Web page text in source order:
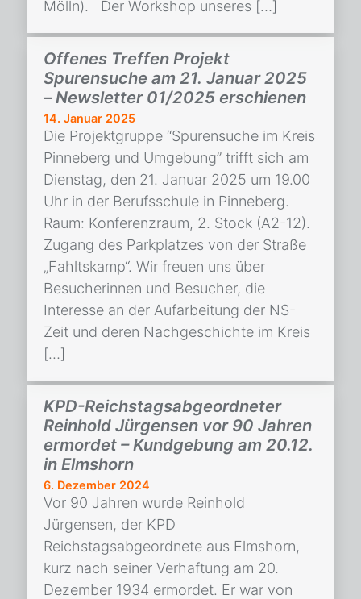
Mölln). Der Workshop unseres […]
Offenes Treffen Projekt
Spurensuche am 21. Januar 2025
– Newsletter 01/2025 erschienen
14. Januar 2025
Die Projektgruppe “Spurensuche im Kreis
Pinneberg und Umgebung” trifft sich am
Dienstag, den 21. Januar 2025 um 19.00
Uhr in der Berufsschule in Pinneberg.
Raum: Konferenzraum, 2. Stock (A2-12).
Zugang des Parkplatzes von der Straße
„Fahltskamp“. Wir freuen uns über
Besucherinnen und Besucher, die
Interesse an der Aufarbeitung der NS-
Zeit und deren Nachgeschichte im Kreis
[…]
KPD-Reichstagsabgeordneter
Reinhold Jürgensen vor 90 Jahren
ermordet – Kundgebung am 20.12.
in Elmshorn
6. Dezember 2024
Vor 90 Jahren wurde Reinhold
Jürgensen, der KPD
Reichstagsabgeordnete aus Elmshorn,
kurz nach seiner Verhaftung am 20.
Dezember 1934 ermordet. Er war von